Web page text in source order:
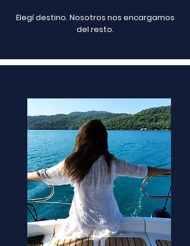
Elegí destino. Nosotros nos encargamos
del resto.